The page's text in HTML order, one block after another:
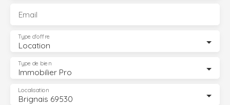
Email
Location
Type d'offre
Immobilier Pro
Type de bien
Brignais 69530
Localisation